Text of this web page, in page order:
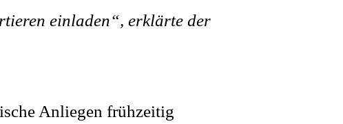
einladen“, erklärte der
Anliegen frühzeitig